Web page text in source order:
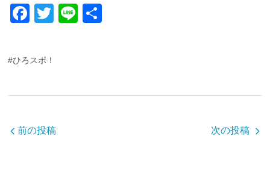
F
c
e
b
o
T
Li
#ひろスポ！
前の投稿 次の投稿